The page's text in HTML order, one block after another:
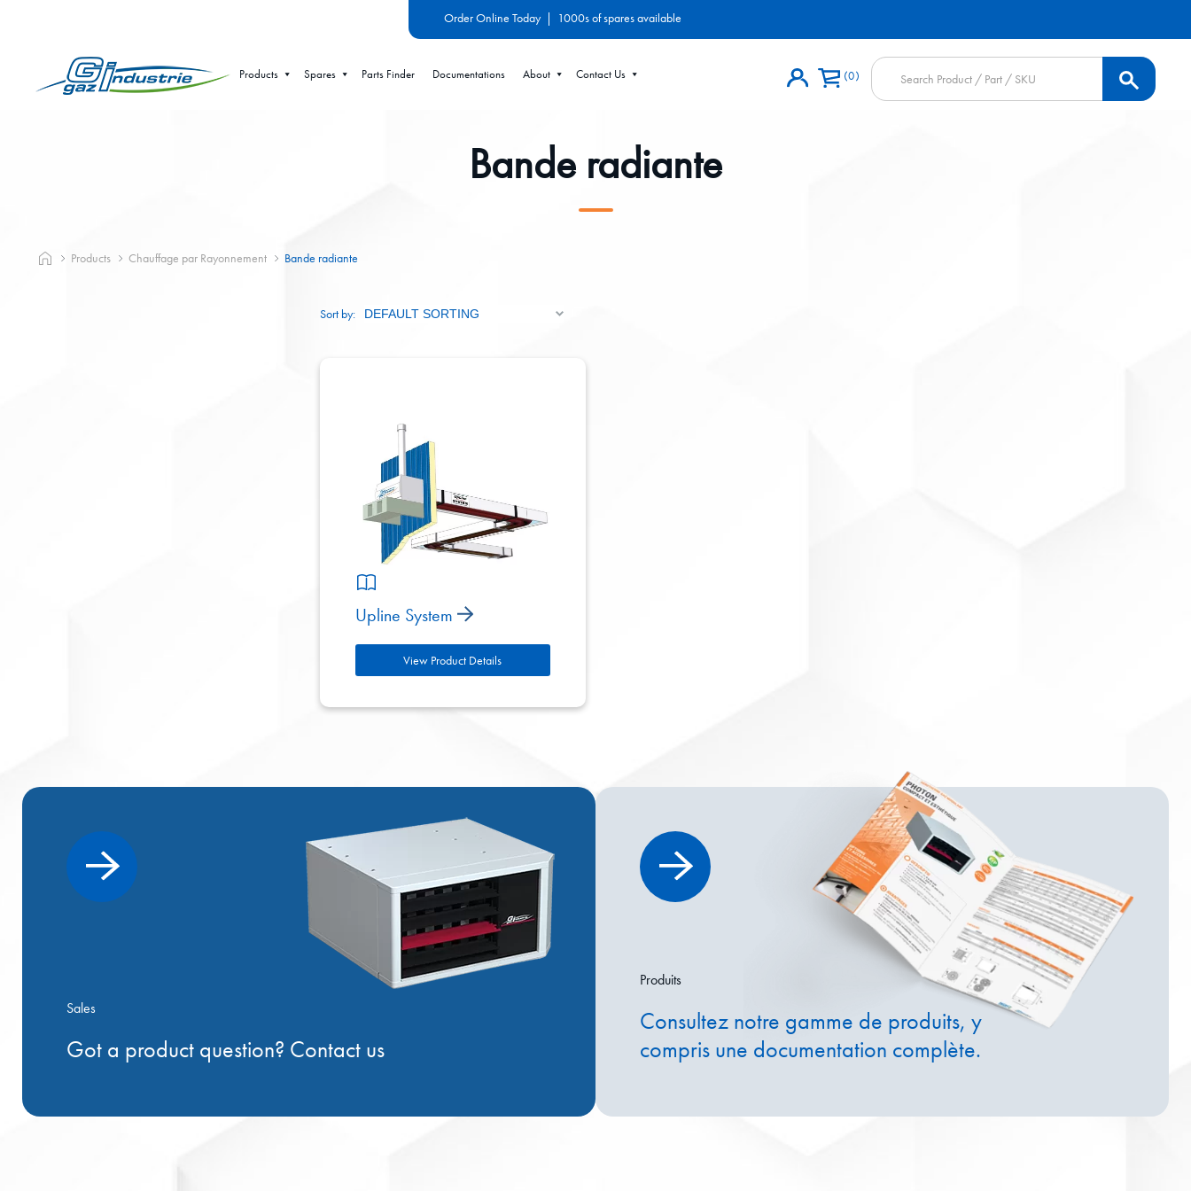
Order Online Today| 1000s of spares available
Products Spares Parts Finder Documentations About Contact Us 0 Products
search
Bande radiante
Products Chauffage par Rayonnement Bande radiante
Sort by:
Upline System
View Product Details
Sales
Got a product question? Contact us
Produits
Consultez notre gamme de produits, y
compris une documentation complète.